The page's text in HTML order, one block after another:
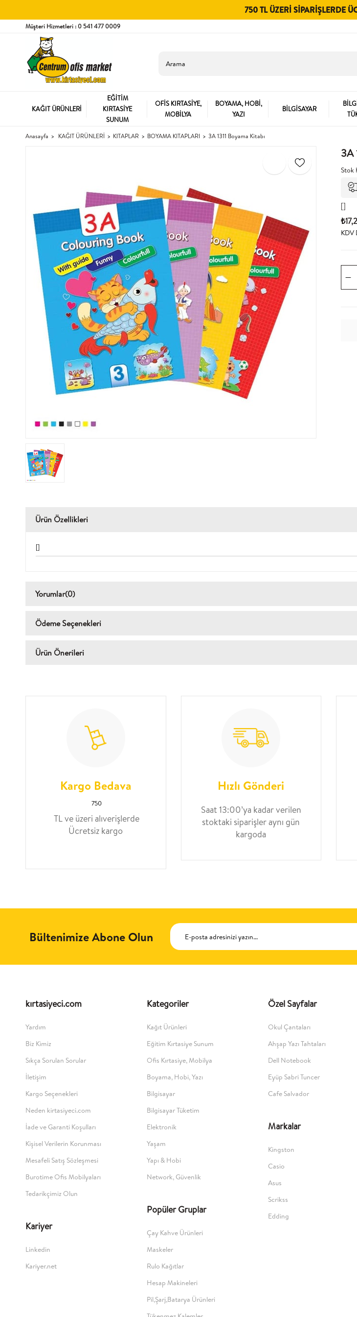
750 TL ÜZERI SIPARIŞLERDE
Müşteri Hizmetleri : 0 541 477 0009
KAĞIT ÜRÜNLERİ
EĞİTİM
KIRTASİYE
SUNUM
OFİS KIRTASİYE,
MOBİLYA
BOYAMA, HOBİ,
YAZI
BİLGİSAYAR
Anasayfa KAĞIT ÜRÜNLERİ KITAPLAR BOYAMA KITAPLARI 3A 1311 Boyama Kitabı
3A
Stok
[]
KDV
Ürün Özellikleri
[]
Yorumlar(0)
Ödeme Seçenekleri
Ürün Önerileri
Kargo Bedava
750
TL ve üzeri alıverişlerde
Ücretsiz kargo
Hızlı Gönderi
Saat 13:00’ya kadar verilen
stoktaki siparişler aynı gün
kargoda
Bültenimize Abone Olun
kırtasiyeci.com
Yardım
Biz Kimiz
Sıkça Sorulan Sorular
İletişim
Kargo Seçenekleri
Neden kirtasiyeci.com
İade ve Garanti Koşulları
Kişisel Verilerin Korunması
Mesafeli Satış Sözleşmesi
Burotime Ofis Mobilyaları
Tedarikçimiz Olun
Kariyer
Linkedin
Kariyer.net
Kategoriler
Kağıt Ürünleri
Eğitim Kırtasiye Sunum
Ofis Kırtasiye, Mobilya
Boyama, Hobi, Yazı
Bilgisayar
Bilgisayar Tüketim
Elektronik
Yaşam
Yapı & Hobi
Network, Güvenlik
Popüler Gruplar
Çay Kahve Ürünleri
Maskeler
Rulo Kağıtlar
Hesap Makineleri
Pil,Şarj,Batarya Ürünleri
Özel Sayfalar
Okul Çantaları
Ahşap Yazı Tahtaları
Dell Notebook
Eyüp Sabri Tuncer
Cafe Salvador
Markalar
Kingston
Casio
Asus
Scrikss
Edding